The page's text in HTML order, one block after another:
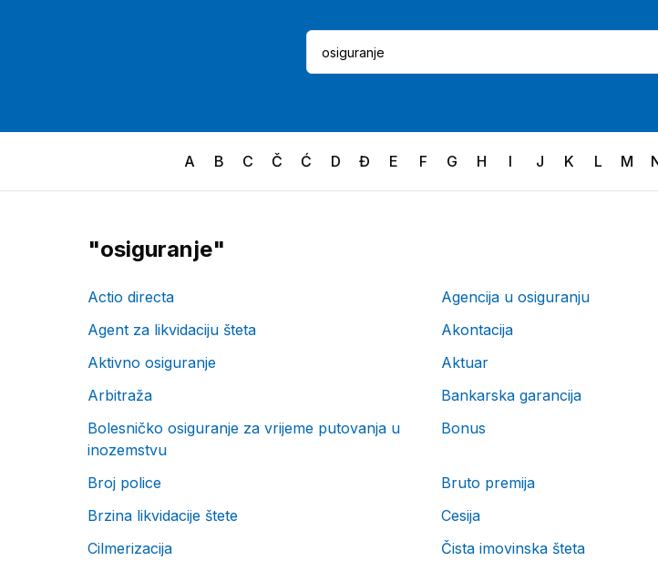
A B C Č Ć D Đ E F G H I J K L M
"osiguranje"
Actio directa Agencija u osiguranju
Agent za likvidaciju šteta
Akontacija
Aktivno osiguranje
Aktuar
Arbitraža
Bankarska garancija
Bolesničko osiguranje za vrijeme putovanja u
inozemstvu
Bonus
Broj police Bruto premija
Brzina likvidacije štete
Cesija
Cilmerizacija
Čista imovinska šteta